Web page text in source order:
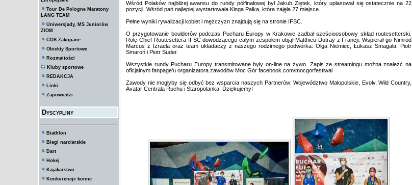
Tour De Pologne Maratony
LANG TEAM
Uniwersjady, MS Juniorów
ZIOM
COS Zakopane
Obiekty Sportowe
Rozmaitości
Kluby sportowe
REDAKCJA
Linki
Zapowiedzi
Dyscypliny
Biathlon
Biegi narciarskie
Dart
Hokej
Kajakarstwo
Konkurencje konne
Wśród Polaków najbliżej awansu do rundy półfinałowej był Jakub Ziętek, który uplasował się ostatecznie na 22
pozycji. Wśród pań najlepiej wystartowała Kinga Pałka, która zajęła 27 miejsce.
Pełne wyniki rywalizacji kobiet i mężczyzn znajdują się na stronie IFSC.
O przygotowanie boulderów podczas Pucharu Europy w Krakowie zadbał sześcioosobowy skład routesetterski.
Rolę Chief Routesettera IFSC dowodzącego całym zespołem objął Matthieu Dutray z Francji. Wspierał go Nimrod
Marcus z Izraela oraz team układaczy z naszego rodzimego podwórka: Olga Niemiec, Łukasz Smagała, Piotr
Smaroń i Piotr Suder.
Wszystkie rundy Pucharu Europy transmitowane były on-line na żywo. Zapis ze streamingu można znaleźć na
oficjalnym fanpage’u organizatora zawodów Moc Gór facebook.com/mocgorfestiwal
Zawody nie mogłyby się odbyć bez wsparcia naszych Partnerów: Województwo Małopolskie, Evolv, Wild Country,
Avatar Centrala Ruchu i Staropolanka. Dziękujemy!